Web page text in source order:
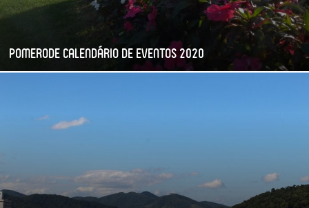
Pomerode Calendário de Eventos 2020